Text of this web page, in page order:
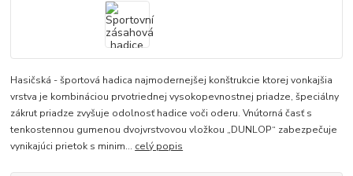
Hasičská - športová hadica najmodernejšej konštrukcie ktorej vonkajšia
vrstva je kombináciou prvotriednej vysokopevnostnej priadze, špeciálny
zákrut priadze zvyšuje odolnosť hadice voči oderu. Vnútorná časť s
tenkostennou gumenou dvojvrstvovou vložkou „DUNLOP“ zabezpečuje
vynikajúci prietok s minim... celý popis